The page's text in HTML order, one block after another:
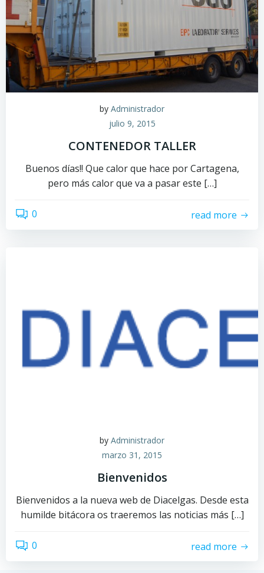
by Administrador
julio 9, 2015
CONTENEDOR TALLER
Buenos días!! Que calor que hace por Cartagena,
pero más calor que va a pasar este […]
0 read more
by Administrador
marzo 31, 2015
Bienvenidos
Bienvenidos a la nueva web de Diacelgas. Desde esta
humilde bitácora os traeremos las noticias más […]
0 read more